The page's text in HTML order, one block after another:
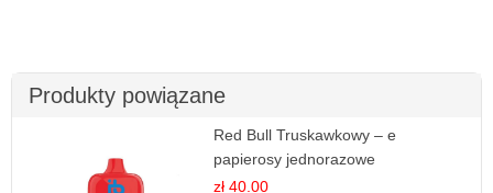
Produkty powiązane
Red Bull Truskawkowy – e
papierosy jednorazowe
zł 40.00